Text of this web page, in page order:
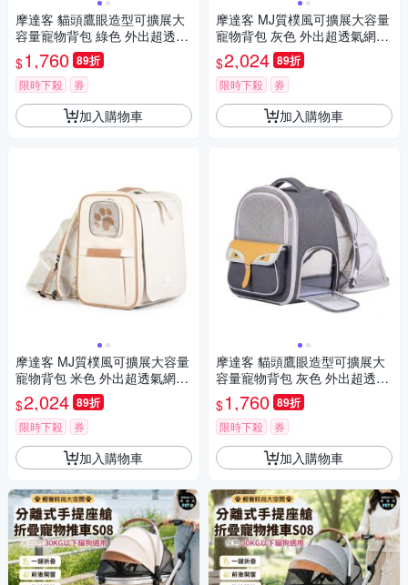
摩達客 貓頭鷹眼造型可擴展大
容量寵物背包 綠色 外出超透氣
網窗雙肩背包 6公斤以下犬貓狗
特寵適用 秒變帳篷款
$1,760 89折
限時下殺 券
加入購物車
摩達客 MJ質樸風可擴展大容量
寵物背包 米色 外出超透氣網窗
雙肩背包 7公斤以下犬貓狗特寵
適用 秒變帳篷款
$2,024 89折
限時下殺 券
加入購物車
摩達客 MJ質樸風可擴展大容量
寵物背包 灰色 外出超透氣網窗
雙肩背包 7公斤以下犬貓狗特寵
適用 秒變帳篷款
$2,024 89折
限時下殺 券
加入購物車
摩達客 貓頭鷹眼造型可擴展大
容量寵物背包 灰色 外出超透氣
網窗雙肩背包 6公斤以下犬貓狗
特寵適用 秒變帳篷款
$1,760 89折
限時下殺 券
加入購物車